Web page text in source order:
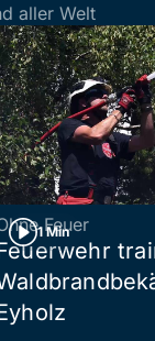
aller Welt
1 Min
Feuer